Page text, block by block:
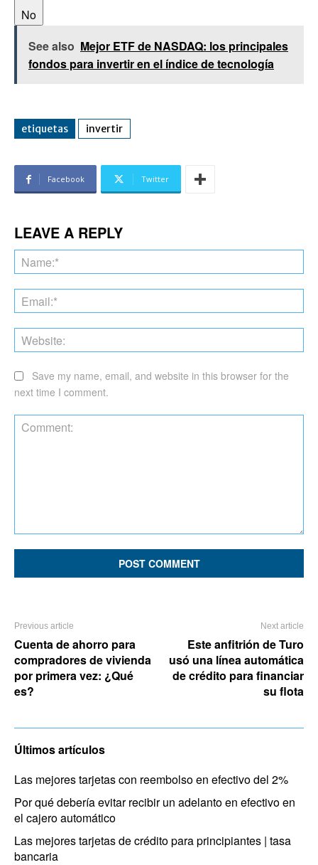
No
See also Mejor ETF de NASDAQ: los principales
fondos para invertir en el índice de tecnología
etiquetas invertir
Facebook Twitter
LEAVE A REPLY
Save my name, email, and website in this browser for the
next time I comment.
Previous article
Cuenta de ahorro para
compradores de vivienda
por primera vez: ¿Qué
es?
Next article
Este anfitrión de Turo
usó una línea automática
de crédito para financiar
su flota
Últimos artículos
Las mejores tarjetas con reembolso en efectivo del 2%
Por qué debería evitar recibir un adelanto en efectivo en
el cajero automático
Las mejores tarjetas de crédito para principiantes | tasa
bancaria